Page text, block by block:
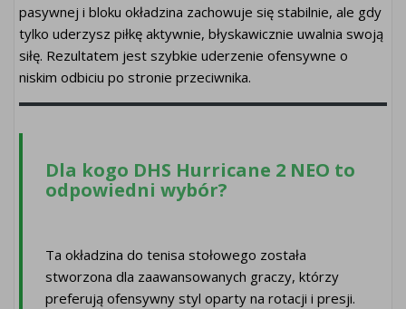
pasywnej i bloku okładzina zachowuje się stabilnie, ale gdy
tylko uderzysz piłkę aktywnie, błyskawicznie uwalnia swoją
siłę. Rezultatem jest szybkie uderzenie ofensywne o
niskim odbiciu po stronie przeciwnika.
Dla kogo DHS Hurricane 2 NEO to
odpowiedni wybór?
Ta okładzina do tenisa stołowego została
stworzona dla zaawansowanych graczy, którzy
preferują ofensywny styl oparty na rotacji i presji.